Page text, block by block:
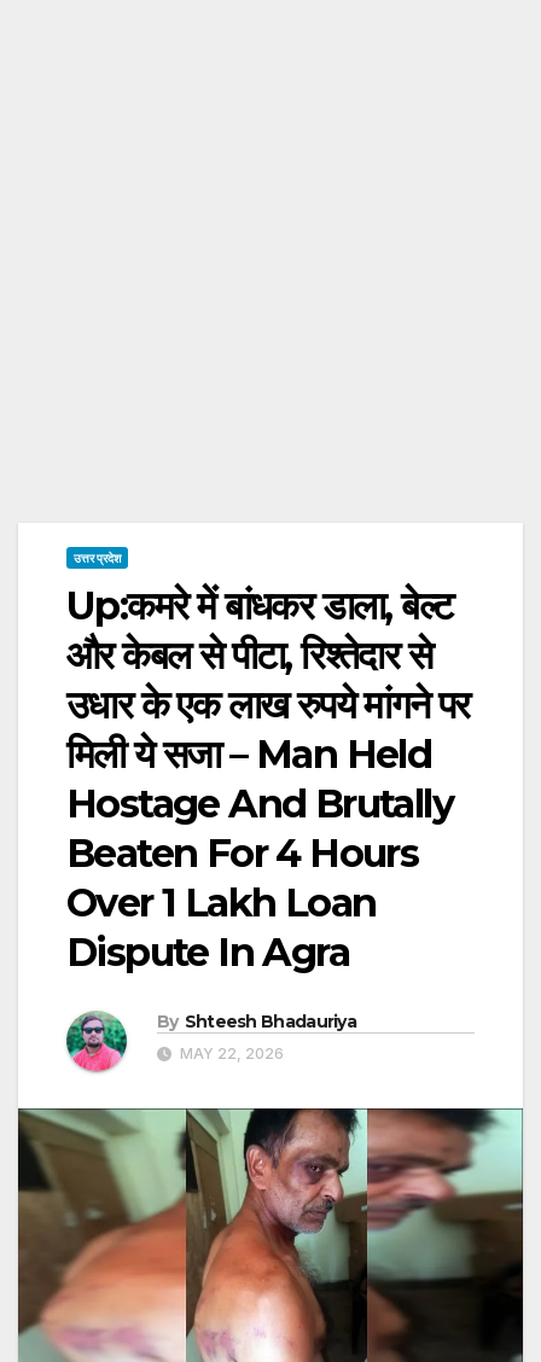
उत्तर प्रदेश
Up:कमरे में बांधकर डाला, बेल्ट
और केबल से पीटा, रिश्तेदार से
उधार के एक लाख रुपये मांगने पर
मिली ये सजा – Man Held
Hostage And Brutally
Beaten For 4 Hours
Over 1 Lakh Loan
Dispute In Agra
By Shteesh Bhadauriya
MAY 22, 2026